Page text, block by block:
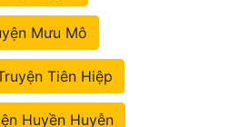
Mưu Mô
Tiên Hiệp
Huyền Huyễn